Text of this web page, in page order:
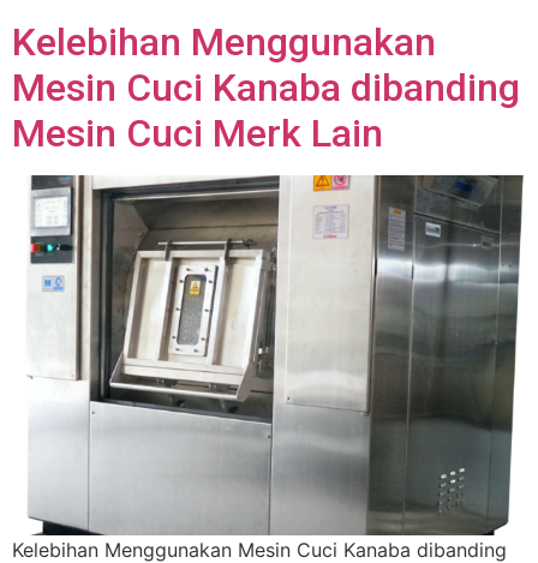
Kelebihan Menggunakan
Mesin Cuci Kanaba dibanding
Mesin Cuci Merk Lain
Kelebihan Menggunakan Mesin Cuci Kanaba dibanding